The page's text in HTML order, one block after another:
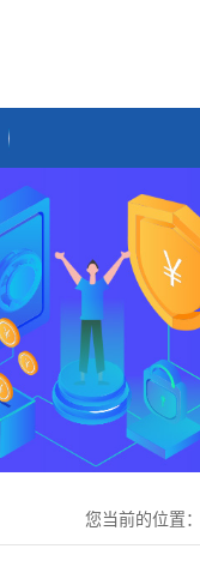
您当前的位置：